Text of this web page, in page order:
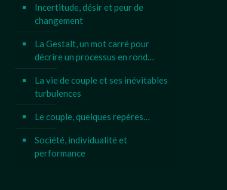
Incertitude, désir et peur de
changement
La Gestalt, un mot carré pour
décrire un processus en rond…
La vie de couple et ses inévitables
turbulences
Le couple, quelques repères…
Société, individualité et
performance